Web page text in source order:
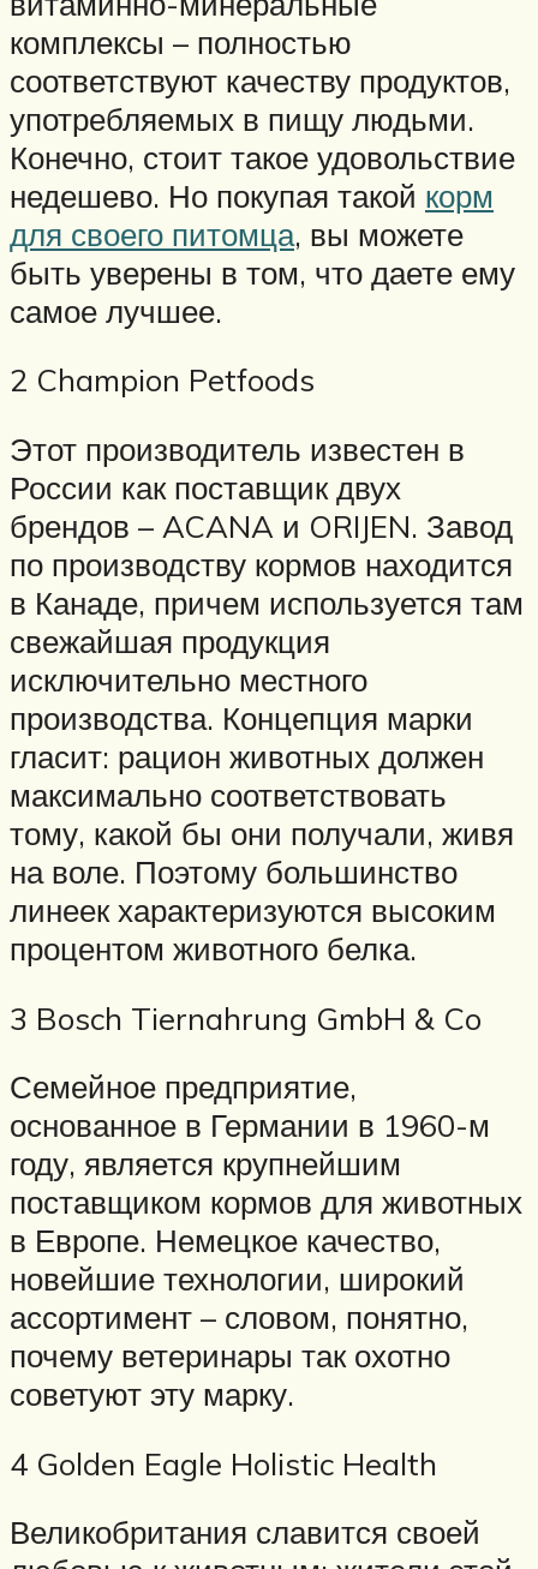
комплексы – полностью
соответствуют качеству продуктов,
употребляемых в пищу людьми.
Конечно, стоит такое удовольствие
недешево. Но покупая такой корм
для своего питомца, вы можете
быть уверены в том, что даете ему
самое лучшее.
2 Champion Petfoods
Этот производитель известен в
России как поставщик двух
брендов – ACANA и ORIJEN. Завод
по производству кормов находится
в Канаде, причем используется там
свежайшая продукция
исключительно местного
производства. Концепция марки
гласит: рацион животных должен
максимально соответствовать
тому, какой бы они получали, живя
на воле. Поэтому большинство
линеек характеризуются высоким
процентом животного белка.
3 Bosch Tiernahrung GmbH & Co
Семейное предприятие,
основанное в Германии в 1960-м
году, является крупнейшим
поставщиком кормов для животных
в Европе. Немецкое качество,
новейшие технологии, широкий
ассортимент – словом, понятно,
почему ветеринары так охотно
советуют эту марку.
4 Golden Eagle Holistic Health
Великобритания славится своей